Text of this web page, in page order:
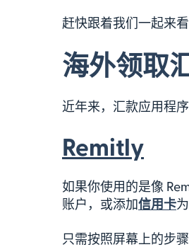
赶快跟着我们一起来
海外领取
近年来，汇款应用程
Remitly
如果你使用的是像
账户，或添加信用卡
只需按照屏幕上的步